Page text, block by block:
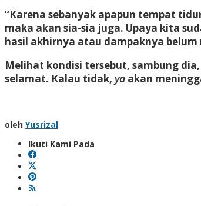
“Karena sebanyak apapun tempat
maka akan sia-sia juga. Upaya kita
hasil akhirnya atau dampaknya
Melihat kondisi tersebut, sambung
selamat. Kalau tidak, ya akan
oleh Yusrizal
Ikuti Kami Pada